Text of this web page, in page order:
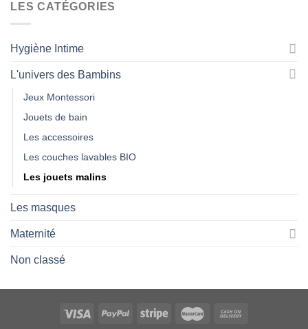
LES CATÉGORIES
Hygiène Intime
L'univers des Bambins
Jeux Montessori
Jouets de bain
Les accessoires
Les couches lavables BIO
Les jouets malins
Les masques
Maternité
Non classé